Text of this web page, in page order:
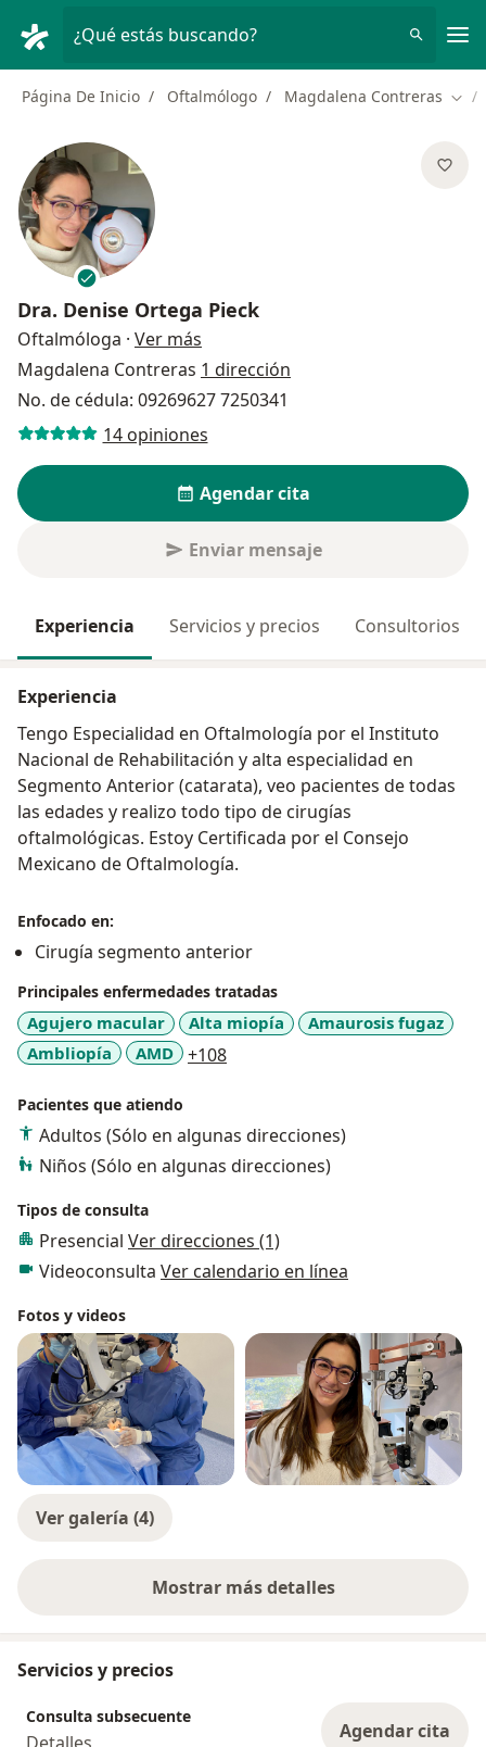
¿Qué estás buscando?
Página De Inicio Oftalmólogo Magdalena Contreras
Dra. Denise Ortega Pieck
Oftalmóloga · Ver más
Magdalena Contreras 1 dirección
No. de cédula: 09269627 7250341
14 opiniones
Agendar cita
Enviar mensaje
Experiencia Servicios y precios Consultorios
Experiencia
Tengo Especialidad en Oftalmología por el Instituto
Nacional de Rehabilitación y alta especialidad en
Segmento Anterior (catarata), veo pacientes de todas
las edades y realizo todo tipo de cirugías
oftalmológicas. Estoy Certificada por el Consejo
Mexicano de Oftalmología.
Enfocado en:
Cirugía segmento anterior
Principales enfermedades tratadas
Agujero macular Alta miopía
Amaurosis fugaz
Ambliopía
AMD +108a11y_sr_more_diseases
Pacientes que atiendo
Adultos (Sólo en algunas direcciones)
Niños (Sólo en algunas direcciones)
Tipos de consulta
Presencial Ver direcciones (1)
Videoconsulta Ver calendario en línea
Fotos y videos
Ver galería (4)
Mostrar más detalles
sobre la experiencia
Servicios y precios
Consulta subsecuente
Agendar cita